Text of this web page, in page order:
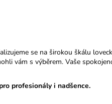
se na širokou škálu
vám s výběrem. Vaše
profesionály i nadšence.